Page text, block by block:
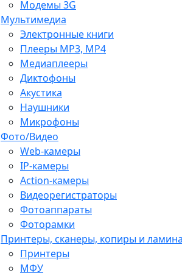
Модемы 3G
Мультимедиа
Электронные книги
Плееры MP3, MP4
Медиаплееры
Диктофоны
Акустика
Наушники
Микрофоны
Фото/Видео
Web-камеры
IP-камеры
Action-камеры
Видеорегистраторы
Фотоаппараты
Фоторамки
Принтеры, сканеры, копиры и
Принтеры
МФУ